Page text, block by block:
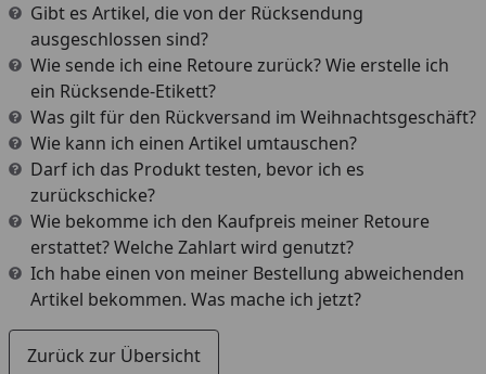
Gibt es Artikel, die von der Rücksendung
ausgeschlossen sind?
Wie sende ich eine Retoure zurück? Wie erstelle ich
ein Rücksende-Etikett?
Was gilt für den Rückversand im Weihnachtsgeschäft?
Wie kann ich einen Artikel umtauschen?
Darf ich das Produkt testen, bevor ich es
zurückschicke?
Wie bekomme ich den Kaufpreis meiner Retoure
erstattet? Welche Zahlart wird genutzt?
Ich habe einen von meiner Bestellung abweichenden
Artikel bekommen. Was mache ich jetzt?
Zurück zur Übersicht